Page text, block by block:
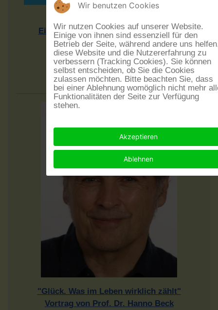
Einführung in eine Sprachlandschaft
Vortrag von Dr. Rudolf Post
Sonntag, dem 20.9.2026 - 17 Uhr
Eintritt frei - Spenden erwünscht
im Museumskeller Guntersblum
"Glück. Was im Leben wirklich zählt"
Vortrag von Prof. Dr. Hanno Beck
Wir benutzen Cookies
Wir nutzen Cookies auf unserer Website.
Einige von ihnen sind essenziell für den
Betrieb der Seite, während andere uns
diese Website und die Nutzererfahrung zu
verbessern (Tracking Cookies). Sie können
selbst entscheiden, ob Sie die Cookies
zulassen möchten. Bitte beachten Sie, dass
bei einer Ablehnung womöglich nicht mehr
Funktionalitäten der Seite zur Verfügung
stehen.
Akzeptieren
Ablehnen